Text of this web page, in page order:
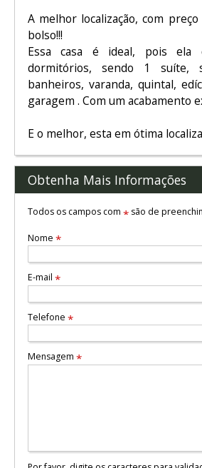
A melhor localização, com
bolso!!!
Essa casa é ideal, pois ela
dormitórios, sendo 1 suíte,
banheiros, varanda, quintal,
garagem . Com um acabamento
E o melhor, esta em ótima
Obtenha Mais Informações
Todos os campos com *são de
Nome *
E-mail *
Telefone *
Mensagem *